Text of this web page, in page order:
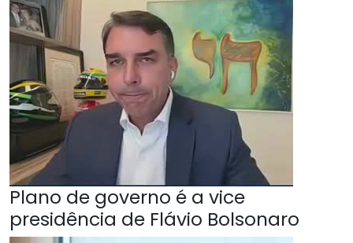
Plano de governo é a vice
presidência de Flávio Bolsonaro